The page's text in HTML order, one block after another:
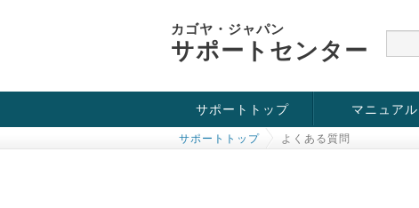
カゴヤ・ジャパン
サポートセンター
サポートトップ
お役立ち情報
チュートリアル
障害・メンテナンス情報
マニュアル
サポートトップ よくある質問